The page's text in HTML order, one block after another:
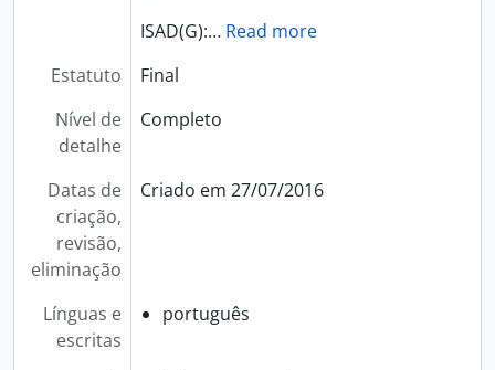
ISAD(G):… Read more
Estatuto
Final
Nível de
detalhe
Completo
Datas de
criação,
revisão,
eliminação
Criado em 27/07/2016
Línguas e
escritas
português